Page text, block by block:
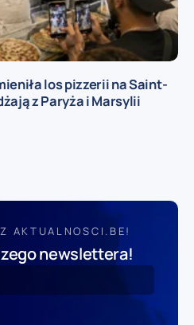
los pizzerii na Saint-
z Paryża i Marsylii
AKTUALNOSCI.BE!
newslettera!